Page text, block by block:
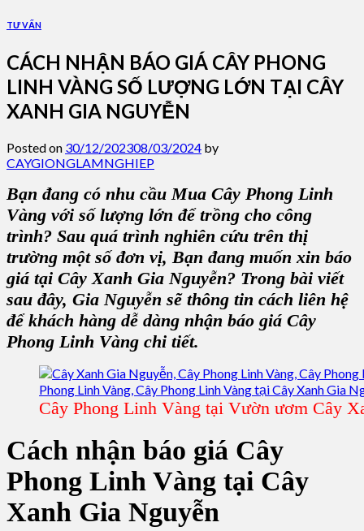
TƯ VẤN
CÁCH NHẬN BÁO GIÁ CÂY PHONG
LINH VÀNG SỐ LƯỢNG LỚN TẠI CÂY
XANH GIA NGUYỄN
Posted on 30/12/202308/03/2024 by
CAYGIONGLAMNGHIEP
Bạn đang có nhu cầu Mua Cây Phong Linh
Vàng với số lượng lớn để trồng cho công
trình? Sau quá trình nghiên cứu trên thị
trường một số đơn vị, Bạn đang muốn xin báo
giá tại Cây Xanh Gia Nguyễn? Trong bài viết
sau đây, Gia Nguyễn sẽ thông tin cách liên hệ
để khách hàng dễ dàng nhận báo giá Cây
Phong Linh Vàng chi tiết.
Cây Phong Linh Vàng tại Vườn ươm Cây
Cách nhận báo giá Cây
Phong Linh Vàng tại Cây
Xanh Gia Nguyễn